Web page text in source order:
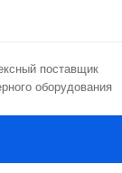
поставщик
оборудования